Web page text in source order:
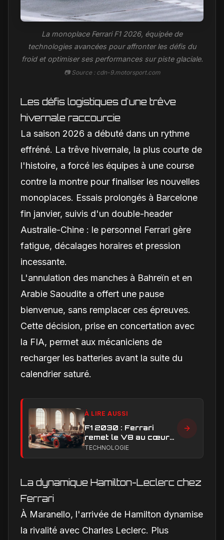
La monoplace Ferrari F1 2026, équipée de
technologies avancées pour affronter les défis du
froid et optimiser ses performances sur piste glaciale.
📷 Source : cdn-9.motorsport.com
Les défis logistiques d'une trêve
hivernale raccourcie
La saison 2026 a débuté dans un rythme
effréné. La trêve hivernale, la plus courte de
l'histoire, a forcé les équipes à une course
contre la montre pour finaliser les nouvelles
monoplaces. Essais prolongés à Barcelone
fin janvier, suivis d'un double-header
Australie-Chine : le personnel Ferrari gère
fatigue, décalages horaires et pression
incessante.
L'annulation des manches à Bahreïn et en
Arabie Saoudite a offert une pause
bienvenue, sans remplacer ces épreuves.
Cette décision, prise en concertation avec
la FIA, permet aux mécaniciens de
recharger les batteries avant la suite du
calendrier saturé.
À LIRE AUSSI
F1 2030 : Ferrari
remet le V8 au cœur
du débat sur l’avenir
TECHNOLOGIE
La dynamique Hamilton-Leclerc chez
Ferrari
À Maranello, l'arrivée de Hamilton dynamise
la rivalité avec Charles Leclerc. Plus